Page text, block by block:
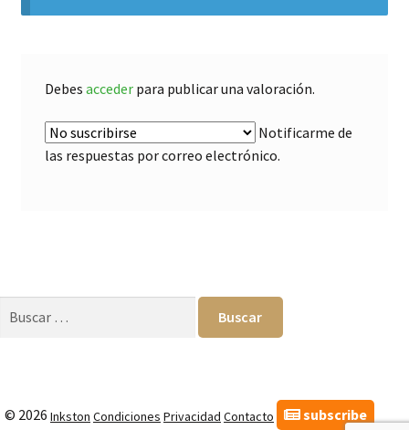
Debes accederpara publicar una valoración.
Notificarme de
las respuestas por correo electrónico.
© 2026 Inkston Condiciones Privacidad Contacto subscribe